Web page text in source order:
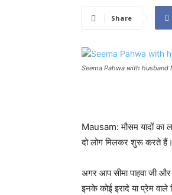
Share
Seema Pahwa with husband
Mausam: मौसम यादों का
दो लोग मिलकर शुरू करते हैं।
अगर आप सीमा पाहवा जी
इनके कोई इरादे या प्रेम